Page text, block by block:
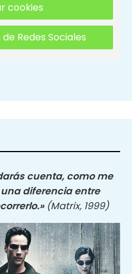
cookies
Redes Sociales
cuenta, como me
diferencia entre
(Matrix, 1999)